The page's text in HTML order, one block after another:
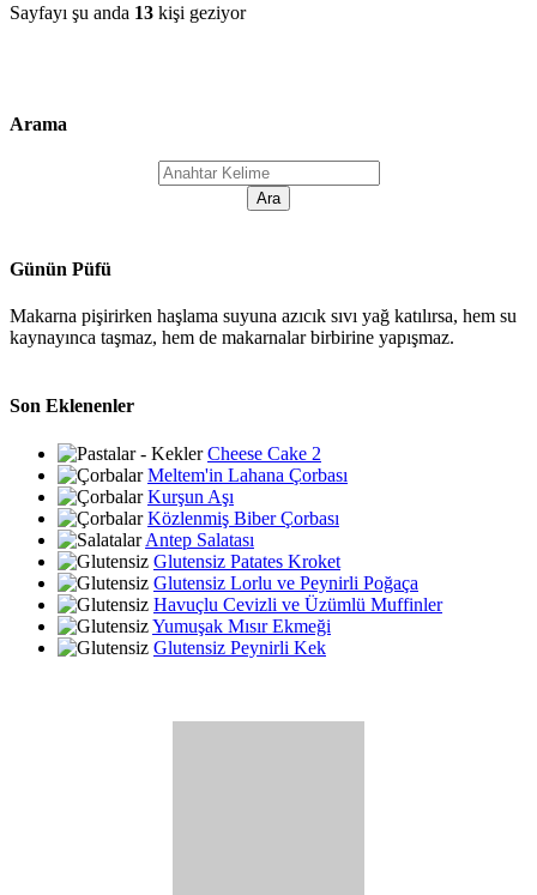
Sayfayı şu anda 13 kişi geziyor
Arama
Günün Püfü
Makarna pişirirken haşlama suyuna azıcık sıvı yağ katılırsa, hem su
kaynayınca taşmaz, hem de makarnalar birbirine yapışmaz.
Son Eklenenler
Cheese Cake 2
Meltem'in Lahana Çorbası
Kurşun Aşı
Közlenmiş Biber Çorbası
Antep Salatası
Glutensiz Patates Kroket
Glutensiz Lorlu ve Peynirli Poğaça
Havuçlu Cevizli ve Üzümlü Muffinler
Yumuşak Mısır Ekmeği
Glutensiz Peynirli Kek